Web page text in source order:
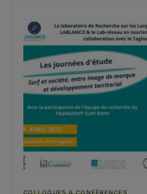
COLLOQUES & CONFÉRENCES